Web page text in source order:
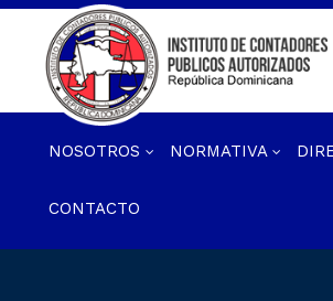
NOSOTROS NORMATIVA
CONTACTO